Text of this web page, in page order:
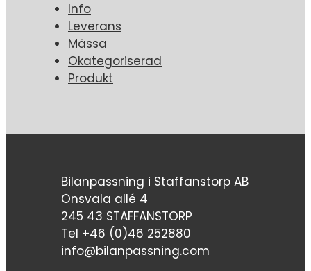
Info
Leverans
Mässa
Okategoriserad
Produkt
Bilanpassning i Staffanstorp AB
Önsvala allé 4
245 43 STAFFANSTORP
Tel +46 (0)46 252880
info@bilanpassning.com